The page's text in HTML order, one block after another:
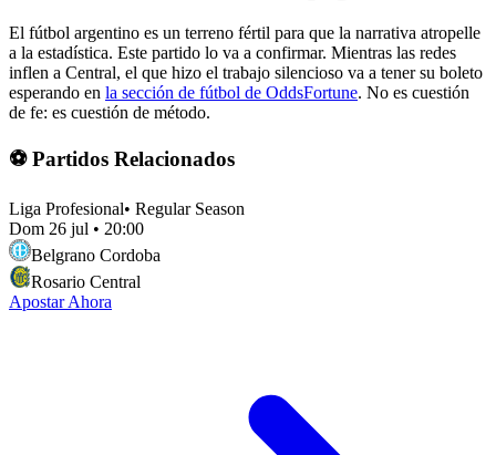
El fútbol argentino es un terreno fértil para que la narrativa atropelle
a la estadística. Este partido lo va a confirmar. Mientras las redes
inflen a Central, el que hizo el trabajo silencioso va a tener su boleto
esperando en la sección de fútbol de OddsFortune. No es cuestión
de fe: es cuestión de método.
⚽ Partidos Relacionados
Liga Profesional• Regular Season
Dom 26 jul • 20:00
Belgrano Cordoba
Rosario Central
Apostar Ahora